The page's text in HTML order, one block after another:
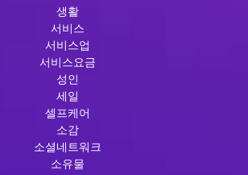
생활
서비스
서비스업
서비스요금
성인
세일
셀프케어
소감
소셜네트워크
소유물